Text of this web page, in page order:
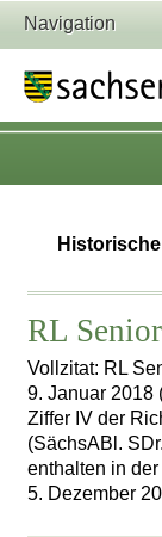
Navigation
RL
Vollzitat: RL
9. Januar 2018
Ziffer IV der
(SächsABl.
enthalten in
5. Dezember